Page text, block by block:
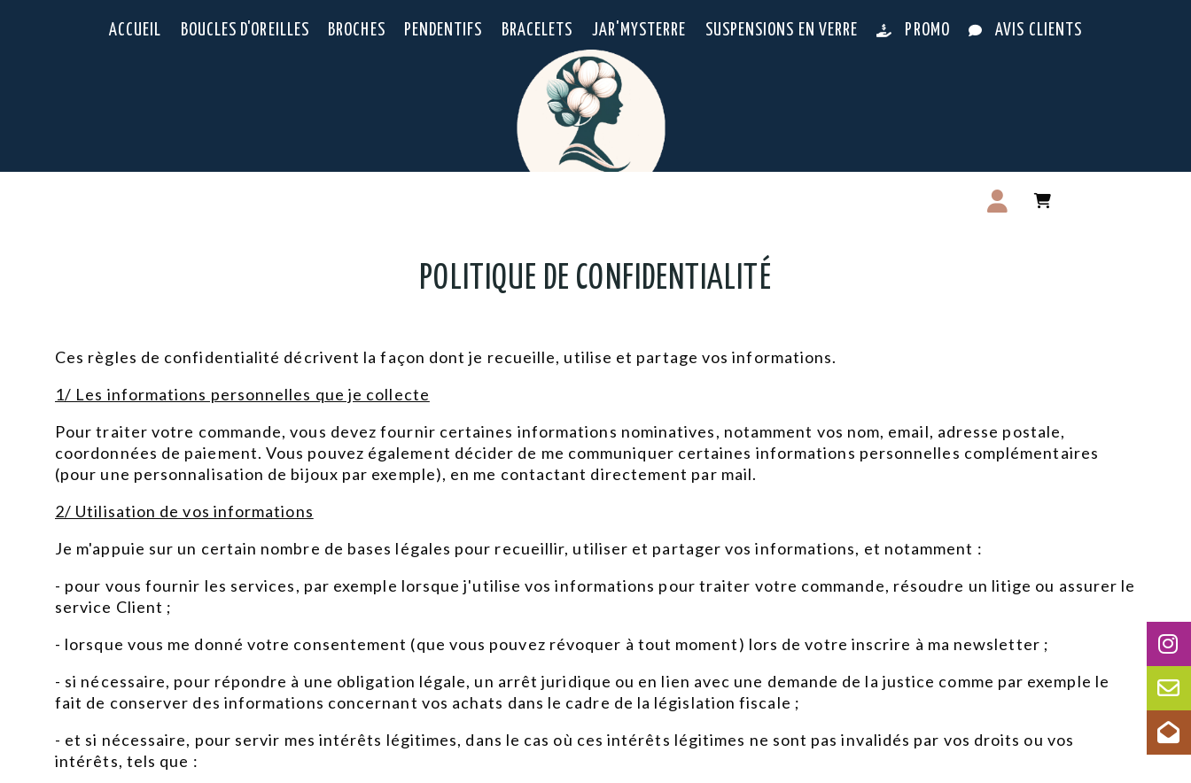
ACCUEIL BOUCLES D'OREILLES BROCHES PENDENTIFS BRACELETS JAR'MYSTERRE SUSPENSIONS EN VERRE PROMO AVIS CLIENTS
POLITIQUE DE CONFIDENTIALITÉ
Ces règles de confidentialité décrivent la façon dont je recueille, utilise et partage vos informations.
1/ Les informations personnelles que je collecte
Pour traiter votre commande, vous devez fournir certaines informations nominatives, notamment vos nom, email, adresse postale,
coordonnées de paiement. Vous pouvez également décider de me communiquer certaines informations personnelles complémentaires
(pour une personnalisation de bijoux par exemple), en me contactant directement par mail.
2/ Utilisation de vos informations
Je m'appuie sur un certain nombre de bases légales pour recueillir, utiliser et partager vos informations, et notamment :
- pour vous fournir les services, par exemple lorsque j'utilise vos informations pour traiter votre commande, résoudre un litige ou assurer le
service Client ;
- lorsque vous me donné votre consentement (que vous pouvez révoquer à tout moment) lors de votre inscrire à ma newsletter ;
- si nécessaire, pour répondre à une obligation légale, un arrêt juridique ou en lien avec une demande de la justice comme par exemple le
fait de conserver des informations concernant vos achats dans le cadre de la législation fiscale ;
- et si nécessaire, pour servir mes intérêts légitimes, dans le cas où ces intérêts légitimes ne sont pas invalidés par vos droits ou vos
intérêts, tels que :